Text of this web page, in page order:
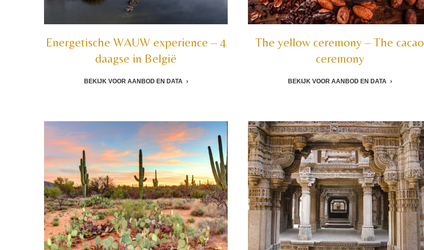
Energetische WAUW experience – 4
daagse in België
BEKIJK VOOR AANBOD EN DATA
The yellow ceremony – The cacao
ceremony
BEKIJK VOOR AANBOD EN DATA